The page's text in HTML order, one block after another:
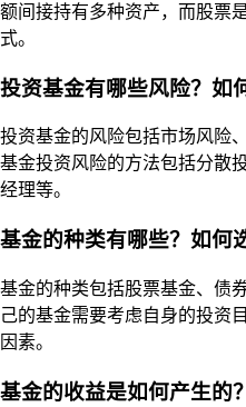
额间接持有多种资产，而股票
式。
投资基金有哪些风险？如
投资基金的风险包括市场风险
基金投资风险的方法包括分散
经理等。
基金的种类有哪些？如何
基金的种类包括股票基金、债
己的基金需要考虑自身的投资
因素。
基金的收益是如何产生的